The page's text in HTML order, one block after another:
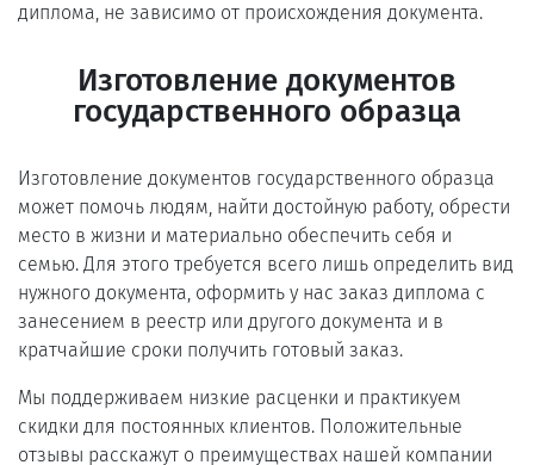
диплома, не зависимо от происхождения документа.
Изготовление документов
государственного образца
Изготовление документов государственного образца
может помочь людям, найти достойную работу, обрести
место в жизни и материально обеспечить себя и
семью. Для этого требуется всего лишь определить вид
нужного документа, оформить у нас заказ диплома с
занесением в реестр или другого документа и в
кратчайшие сроки получить готовый заказ.
Мы поддерживаем низкие расценки и практикуем
скидки для постоянных клиентов. Положительные
отзывы расскажут о преимуществах нашей компании